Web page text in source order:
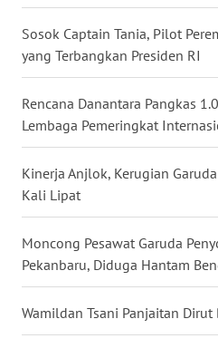
Sosok Captain Tania, Pilot
yang Terbangkan Presiden RI
Rencana Danantara Pangkas
Lembaga Pemeringkat
Kinerja Anjlok, Kerugian
Kali Lipat
Moncong Pesawat Garuda
Pekanbaru, Diduga Hantam
Wamildan Tsani Panjaitan
WN
KALBAR
KALTENG
KALTARA
KALSEL